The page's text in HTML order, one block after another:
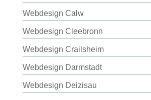
Webdesign Calw
Webdesign Cleebronn
Webdesign Crailsheim
Webdesign Darmstadt
Webdesign Deizisau